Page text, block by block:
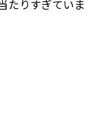
たりすぎていま